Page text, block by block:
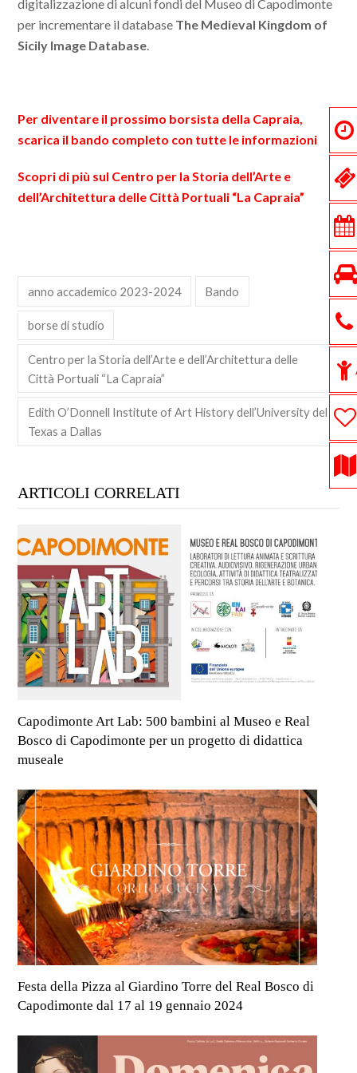
digitalizzazione di alcuni fondi del Museo di Capodimonte
per incrementare il database The Medieval Kingdom of
Sicily Image Database.
Per diventare il prossimo borsista della Capraia,
scarica il bando completo con tutte le informazioni
Scopri di più sul Centro per la Storia dell’Arte e
dell’Architettura delle Città Portuali “La Capraia”
anno accademico 2023-2024 Bando
borse di studio
Centro per la Storia dell’Arte e dell’Architettura delle
Città Portuali “La Capraia”
Edith O’Donnell Institute of Art History dell’University del
Texas a Dallas
ARTICOLI CORRELATI
Capodimonte Art Lab: 500 bambini al Museo e Real
Bosco di Capodimonte per un progetto di didattica
museale
Festa della Pizza al Giardino Torre del Real Bosco di
Capodimonte dal 17 al 19 gennaio 2024